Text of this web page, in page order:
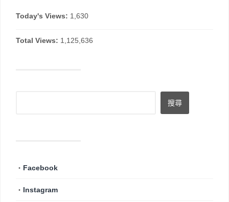
Today's Views: 1,630
Total Views: 1,125,636
・ Facebook
・ Instagram